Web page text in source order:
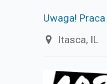
Uwaga!
Itasca, IL